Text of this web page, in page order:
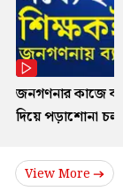
জনগণনার কাজে
দিয়ে পড়াশোনা
View More